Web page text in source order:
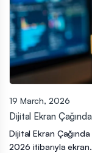
19 March, 2026
Dijital Ekran
Dijital Ekran
2026 itibarıyla